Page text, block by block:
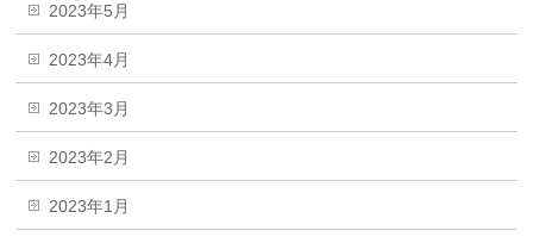
2023年5月
2023年4月
2023年3月
2023年2月
2023年1月